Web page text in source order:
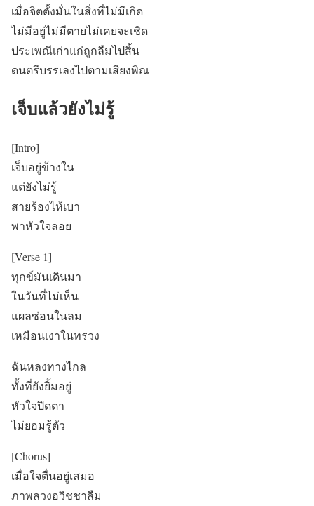
เมื่อจิตตั้งมั่นในสิ่งที่ไม่มีเกิด
ไม่มีอยู่ไม่มีตายไม่เคยจะเชิด
ประเพณีเก่าแก่ถูกลืมไปสิ้น
ดนตรีบรรเลงไปตามเสียงพิณ
เจ็บแล้วยังไม่รู้
[Intro]
เจ็บอยู่ข้างใน
แต่ยังไม่รู้
สายร้องไห้เบา
พาหัวใจลอย
[Verse 1]
ทุกข์มันเดินมา
ในวันที่ไม่เห็น
แผลซ่อนในลม
เหมือนเงาในทรวง
ฉันหลงทางไกล
ทั้งที่ยังยิ้มอยู่
หัวใจปิดตา
ไม่ยอมรู้ตัว
[Chorus]
เมื่อใจตื่นอยู่เสมอ
ภาพลวงอวิชชาลืม